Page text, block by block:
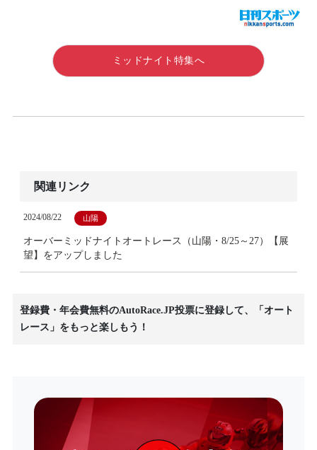
ミッドナイト特集へ
関連リンク
2024/08/22 山陽
オーバーミッドナイトオートレース（山陽・8/25～27）【展
望】をアップしました
登録費・年会費無料のAutoRace.JP投票に登録して、「オート
レース」をもっと楽しもう！